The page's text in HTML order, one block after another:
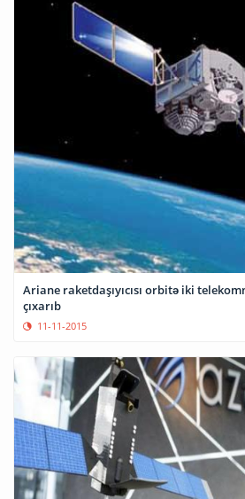
Ariane raketdaşıyıcısı orbitə iki
çıxarıb
11-11-2015